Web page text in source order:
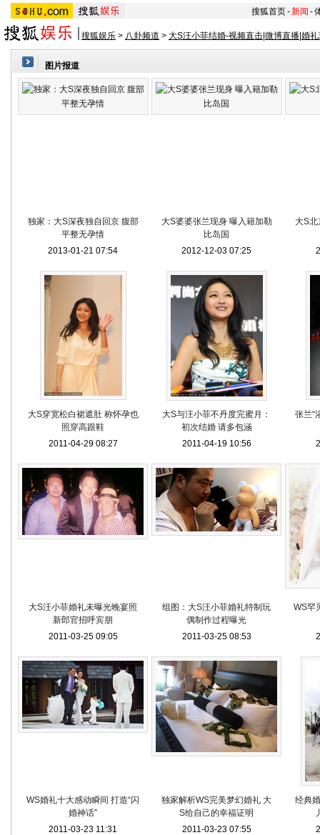
搜狐首页-新闻 -
搜狐娱乐 > 八卦频道 > 大S汪小菲结婚-视频直击|微博直播|婚
图片报道
独家：大S深夜独自回京 腹部
平整无孕情
2013-01-21 07:54
大S婆婆张兰现身 曝入籍加勒
比岛国
2012-12-03 07:25
大S
大S穿宽松白裙遮肚 称怀孕也
照穿高跟鞋
2011-04-29 08:27
大S与汪小菲不丹度完蜜月：
初次结婚 请多包涵
2011-04-19 10:56
张兰“
大S汪小菲婚礼未曝光晚宴照
新郎官招呼宾朋
2011-03-25 09:05
组图：大S汪小菲婚礼特制玩
偶制作过程曝光
2011-03-25 08:53
WS罕
WS婚礼十大感动瞬间 打造“闪
婚神话”
2011-03-23 11:31
独家解析WS完美梦幻婚礼 大
S给自己的幸福证明
2011-03-23 07:55
经典